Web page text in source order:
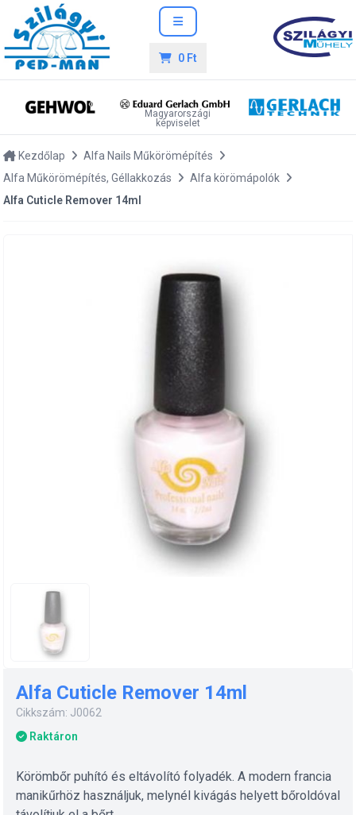
0 Ft
Magyarországi
képviselet
Kezdőlap
Alfa Nails Műkörömépítés
Alfa Műkörömépítés, Géllakkozás
Alfa körömápolók
Alfa Cuticle Remover 14ml
Alfa Cuticle Remover 14ml
Cikkszám: J0062
Raktáron
Körömbőr puhító és eltávolító folyadék. A modern francia
manikűrhöz használjuk, melynél kivágás helyett bőroldóval